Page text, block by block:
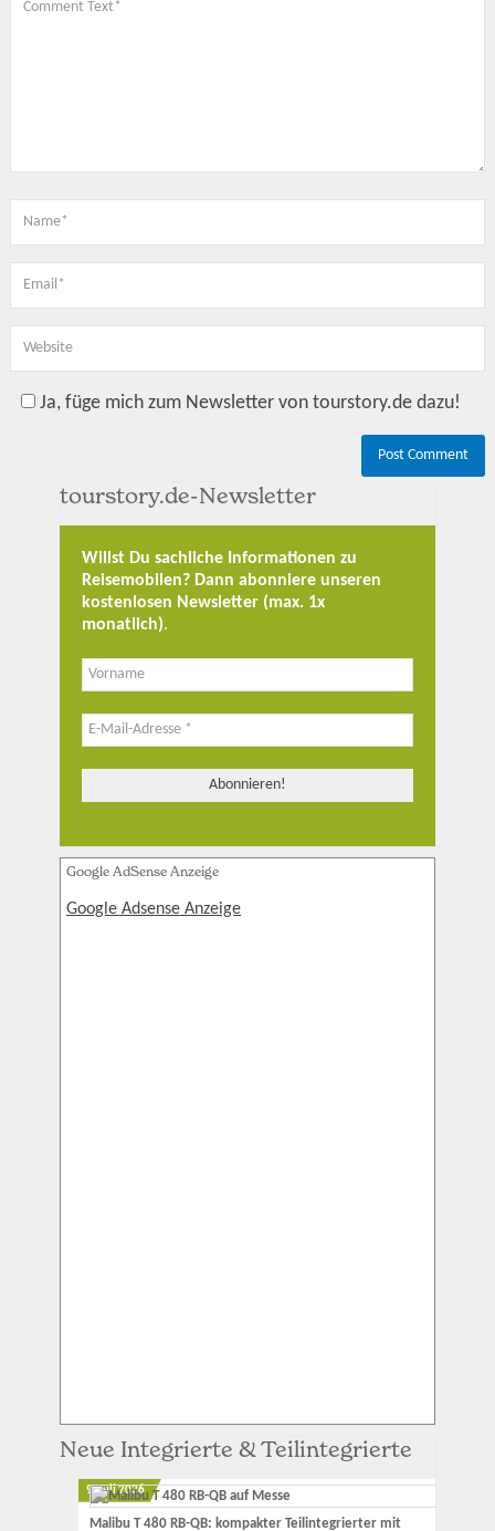
Ja, füge mich zum Newsletter von tourstory.de dazu!
tourstory.de-Newsletter
Willst Du sachliche Informationen zu
Reisemobilen? Dann abonniere unseren
kostenlosen Newsletter (max. 1x
monatlich).
Google AdSense Anzeige
Google Adsense Anzeige
Neue Integrierte & Teilintegrierte
9. Juli 2026
Malibu T 480 RB-QB: kompakter Teilintegrierter mit